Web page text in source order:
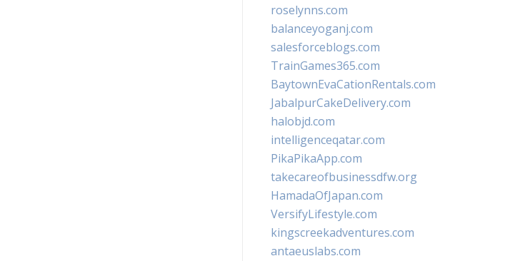
roselynns.com
balanceyoganj.com
salesforceblogs.com
TrainGames365.com
BaytownEvaCationRentals.com
JabalpurCakeDelivery.com
halobjd.com
intelligenceqatar.com
PikaPikaApp.com
takecareofbusinessdfw.org
HamadaOfJapan.com
VersifyLifestyle.com
kingscreekadventures.com
antaeuslabs.com